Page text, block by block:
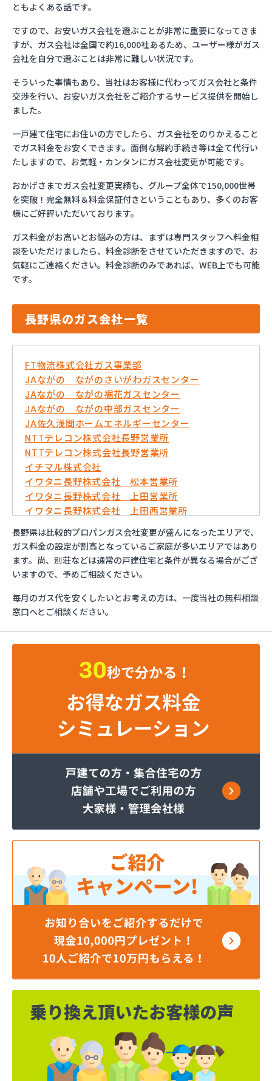
ともよくある話です。
ですので、お安いガス会社を選ぶことが非常に重要になってきま
すが、ガス会社は全国で約16,000社あるため、ユーザー様がガス
会社を自分で選ぶことは非常に難しい状況です。
そういった事情もあり、当社はお客様に代わってガス会社と条件
交渉を行い、お安いガス会社をご紹介するサービス提供を開始し
ました。
一戸建て住宅にお住いの方でしたら、ガス会社をのりかえること
でガス料金をお安くできます。面倒な解約手続き等は全て代行い
たしますので、お気軽・カンタンにガス会社変更が可能です。
おかげさまでガス会社変更実績も、グループ全体で150,000世帯
を突破！完全無料＆料金保証付きということもあり、多くのお客
様にご好評いただいております。
ガス料金がお高いとお悩みの方は、まずは専門スタッフへ料金相
談をいただけましたら、料金診断をさせていただきますので、お
気軽にご連絡ください。料金診断のみであれば、WEB上でも可能
です。
長野県のガス会社一覧
FT物流株式会社ガス事業部
JAながの ながのさいがわガスセンター
JAながの ながの裾花ガスセンター
JAながの ながの中部ガスセンター
JA佐久浅間ホームエネルギーセンター
NTTテレコン株式会社長野営業所
NTTテレコン株式会社長野営業所
イチマル株式会社
イワタニ長野株式会社 松本営業所
イワタニ長野株式会社 上田営業所
イワタニ長野株式会社 上田西営業所
イワタニ長野株式会社 佐久営業所
イワタニ長野株式会社 長野営業所
エッソ・ガスセンター長野
ガスネット佐久
サンリン株式会社
サンリン株式会社 松本オートガススタンド
サンリン株式会社 長野南支店
サンリン株式会社 松本支店
ミヤバラガス株式会社
伊丹産業株式会社 長野工場
伊丹産業株式会社 千曲営業所
一之瀬電器瓦斯サービス
岡谷酸素株式会社 佐久営業所
岡谷酸素株式会社 松本営業所
岡谷酸素株式会社 長野営業所
貝印石油株式会社 長野支店
株式会社エナジー内山
株式会社カワネン 本社・ガス事業部
株式会社クレックス 長野営業所
株式会社サイサン 佐久営業所
株式会社サイサン 千曲営業所
株式会社サイサン 長野支店
株式会社サイサン 東御営業所
株式会社セリタ
株式会社セリタ 上田営業所
株式会社タカサワ長野営業所LPG
株式会社ホームエネルギー長野 長野センター
株式会社リビック長野
株式会社叶屋
株式会社高木屋プロパン部
長野県は比較的プロパンガス会社変更が盛んになったエリアで、
ガス料金の設定が割高となっているご家庭が多いエリアではあり
ます。尚、別荘などは通常の戸建住宅と条件が異なる場合がござ
いますので、予めご相談ください。
毎月のガス代を安くしたいとお考えの方は、一度当社の無料相談
窓口へとご相談ください。